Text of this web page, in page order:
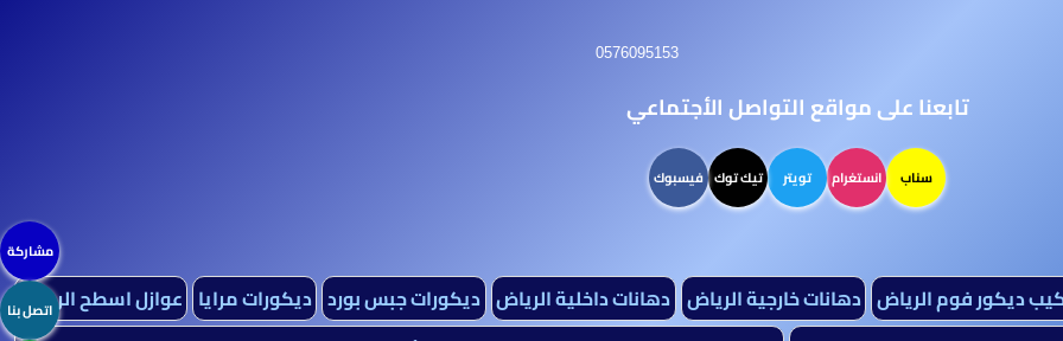
0576095153
تابعنا على مواقع التواصل الأجتماعي
سناب انستغرام تويتر تيك توك فيسبوك
ديكور فوم الرياض دهانات خارجية الرياض دهانات داخلية الرياض ديكورات جبس بورد ديكورات مرايا عوازل اسطح الرياض
مشاركة
اتصل بنا